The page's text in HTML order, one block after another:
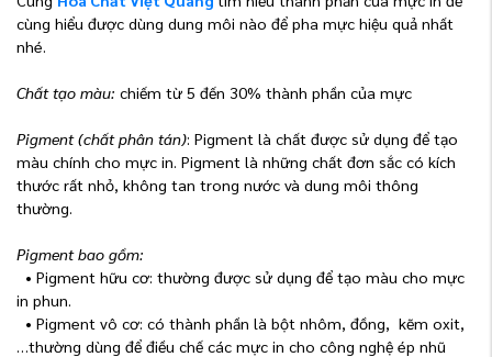
cùng hiểu được dùng dung môi nào để pha mực hiệu quả nhất
nhé.
Chất tạo màu: chiếm từ 5 đến 30% thành phần của mực
Pigment (chất phân tán): Pigment là chất được sử dụng để tạo
màu chính cho mực in. Pigment là những chất đơn sắc có kích
thước rất nhỏ, không tan trong nước và dung môi thông
thường.
Pigment bao gồm:
• Pigment hữu cơ: thường được sử dụng để tạo màu cho mực
in phun.
• Pigment vô cơ: có thành phần là bột nhôm, đồng, kẽm oxit,
…thường dùng để điều chế các mực in cho công nghệ ép nhũ